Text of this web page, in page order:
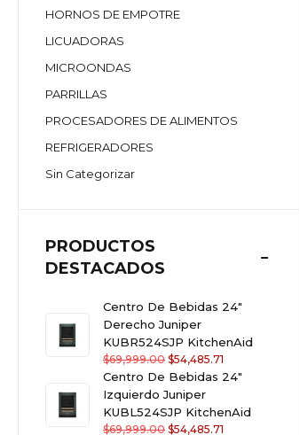
HORNOS DE EMPOTRE
LICUADORAS
MICROONDAS
PARRILLAS
PROCESADORES DE ALIMENTOS
REFRIGERADORES
Sin Categorizar
PRODUCTOS
DESTACADOS
Centro De Bebidas 24"
Derecho Juniper
KUBR524SJP KitchenAid
$69,999.00 $54,485.71
Centro De Bebidas 24"
Izquierdo Juniper
KUBL524SJP KitchenAid
$69,999.00 $54,485.71